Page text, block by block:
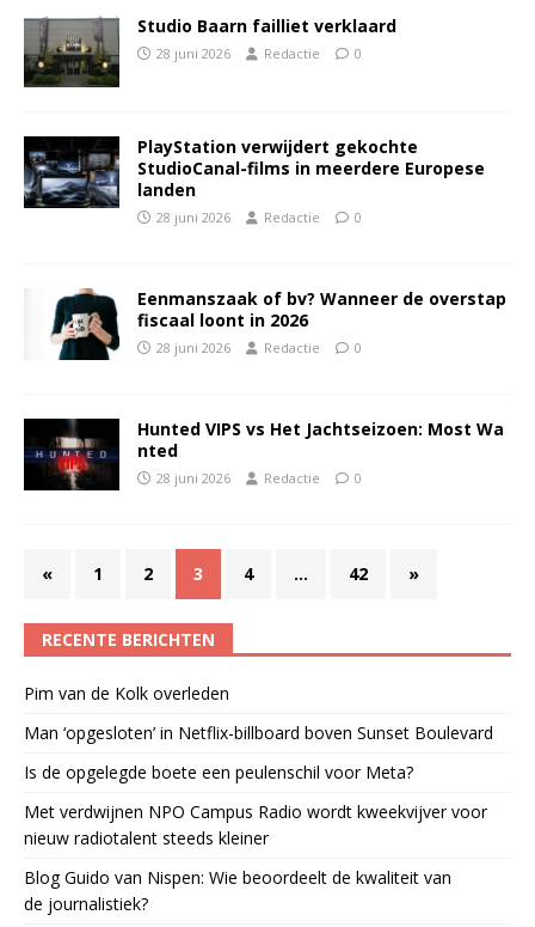
Studio Baarn failliet verklaard
28 juni 2026 Redactie 0
PlayStation verwijdert gekochte
StudioCanal-films in meerdere Europese
landen
28 juni 2026 Redactie 0
Eenmanszaak of bv? Wanneer de overstap
fiscaal loont in 2026
28 juni 2026 Redactie 0
Hunted VIPS vs Het Jachtseizoen: Most Wa
nted
28 juni 2026 Redactie 0
« 1 2 3 4 … 42 »
RECENTE BERICHTEN
Pim van de Kolk overleden
Man ‘opgesloten’ in Netflix-billboard boven Sunset Boulevard
Is de opgelegde boete een peulenschil voor Meta?
Met verdwijnen NPO Campus Radio wordt kweekvijver voor
nieuw radiotalent steeds kleiner
Blog Guido van Nispen: Wie beoordeelt de kwaliteit van
de journalistiek?